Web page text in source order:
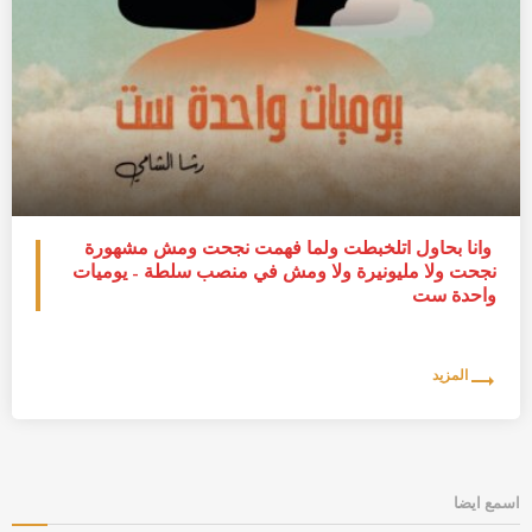
وأنا بحاول اتلخبطت ولما فهمت نجحت ومش مشهورة
نجحت ولا مليونيرة ولا ومش في منصب سلطة – يوميات
واحدة ست
المزيد trending_flat
اسمع ايضا